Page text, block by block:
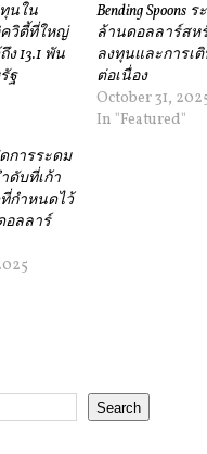
ทุนใน
ควิตี้ที่ใหญ่
13.1 พัน
ฐ
Bending Spoons
ล้านดอลลาร์สห
ลงทุนและการเ
ต่อเนื่อง
October 31,
In "Featured"
ดการระดม
ดับที่เก้า
กำหนดไว้
อลลาร์
Search